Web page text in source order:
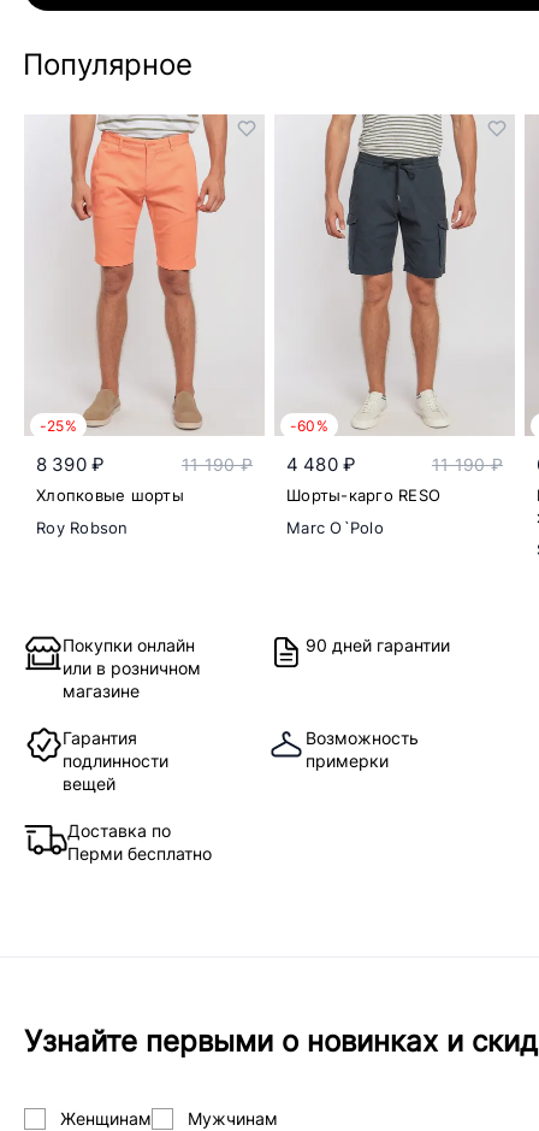
Популярное
-25%
8 390 ₽ 11 190 ₽
Хлопковые шорты
Roy Robson
-60%
4 480 ₽ 11 190 ₽
Шорты-карго RESO
Marc O`Polo
Покупки онлайн
или в розничном
магазине
90 дней гарантии
Гарантия
подлинности
вещей
Возможность
примерки
Доставка по
Перми бесплатно
Узнайте первыми о новинках и
Женщинам Мужчинам